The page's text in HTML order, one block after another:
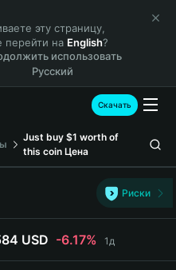
эту страницу,
перейти на English?
использовать
Русский
Скачать
Just buy $1 worth of
this coin Цена
Риски
USD -6.17% 1д